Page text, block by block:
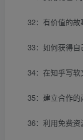
32：有价值的故
33：如何获得
34：在知乎写
35：建立合作
36：利用免费